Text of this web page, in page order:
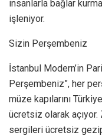
insanlarla bağlar
işleniyor.
Sizin Perşembeniz
İstanbul Modern’in
Perşembeniz”, her
müze kapılarını
ücretsiz olarak
sergileri ücretsiz